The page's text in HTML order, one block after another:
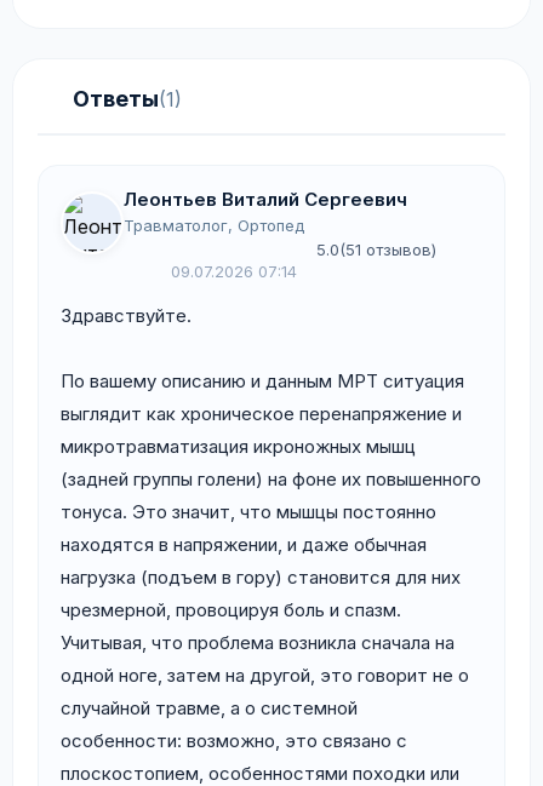
Ответы(1)
Леонтьев Виталий Сергеевич
Травматолог, Ортопед
5.0(51 отзывов)
09.07.2026 07:14
Здравствуйте.
По вашему описанию и данным МРТ ситуация
выглядит как хроническое перенапряжение и
микротравматизация икроножных мышц
(задней группы голени) на фоне их повышенного
тонуса. Это значит, что мышцы постоянно
находятся в напряжении, и даже обычная
нагрузка (подъем в гору) становится для них
чрезмерной, провоцируя боль и спазм.
Учитывая, что проблема возникла сначала на
одной ноге, затем на другой, это говорит не о
случайной травме, а о системной
особенности: возможно, это связано с
плоскостопием, особенностями походки или